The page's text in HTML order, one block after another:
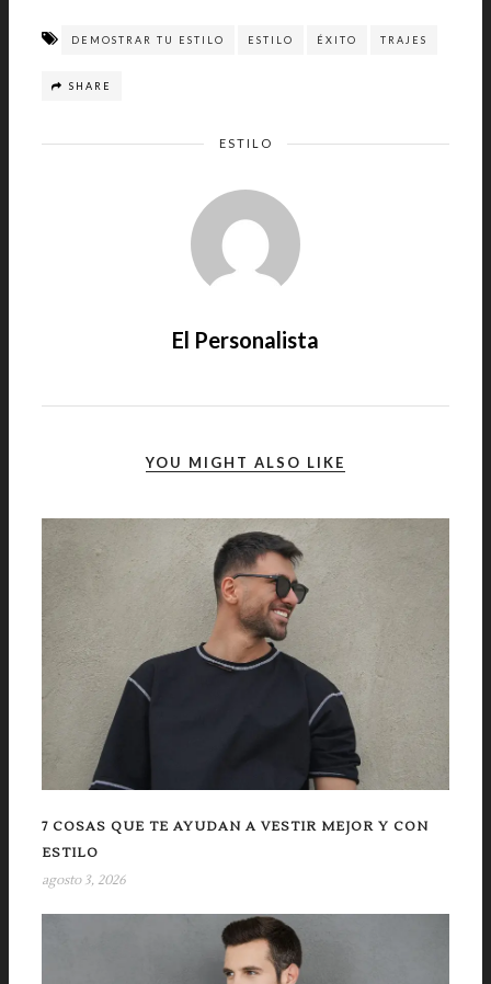
DEMOSTRAR TU ESTILO ESTILO ÉXITO TRAJES
SHARE
ESTILO
El Personalista
YOU MIGHT ALSO LIKE
7 COSAS QUE TE AYUDAN A VESTIR MEJOR Y CON
ESTILO
agosto 3, 2026